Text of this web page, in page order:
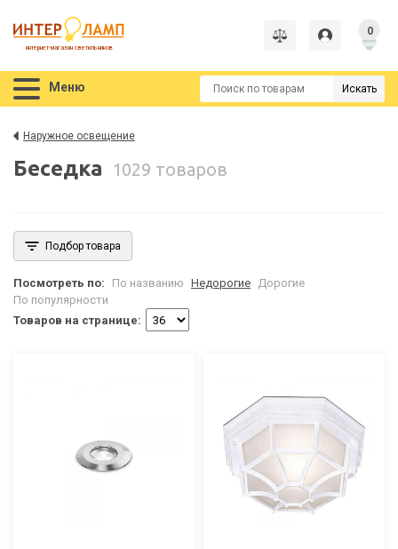
интернет-магазин светильников
0
Меню Искать
Наружное освещение
Беседка 1029 товаров
Подбор товара
Посмотреть по: По названию Недорогие Дорогие
По популярности
Товаров на странице: